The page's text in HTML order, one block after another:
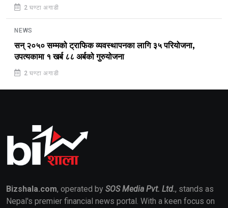
2 घण्टा अगाडी
NEWS
सन् २०५० सम्मको ट्राफिक व्यवस्थापनका लागि ३५ परियोजना,
उपत्यकामा १ खर्ब ८८ अर्बको गुरुयोजना
2 घण्टा अगाडी
Bizshala.com, operated by SOS Media Pvt. Ltd., stands as
Nepal's premier financial news portal. With a keen focus on